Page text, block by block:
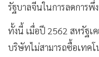
รัฐบาลจีนในการลดการพึ่
ทั้งนี้ เมื่อปี 2562 สหรัฐเ
บริษัทไม่สามารถซื้อเทค